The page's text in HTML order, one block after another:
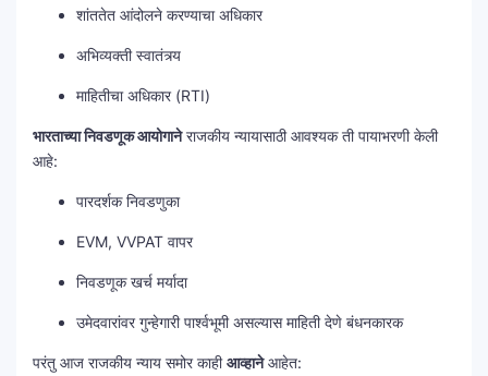
शांततेत आंदोलने करण्याचा अधिकार
अभिव्यक्ती स्वातंत्र्य
माहितीचा अधिकार (RTI)
भारताच्या निवडणूक आयोगानेराजकीय न्यायासाठी आवश्यक ती पायाभरणी केली
आहे:
पारदर्शक निवडणुका
EVM, VVPAT वापर
निवडणूक खर्च मर्यादा
उमेदवारांवर गुन्हेगारी पार्श्वभूमी असल्यास माहिती देणे बंधनकारक
परंतु आज राजकीय न्याय समोर काहीआव्हानेआहेत: